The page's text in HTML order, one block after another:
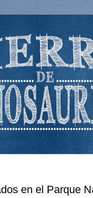
en el Parque